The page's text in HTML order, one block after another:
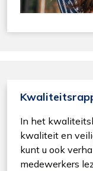
In het
kwaliteit en
kunt u ook
medewerkers